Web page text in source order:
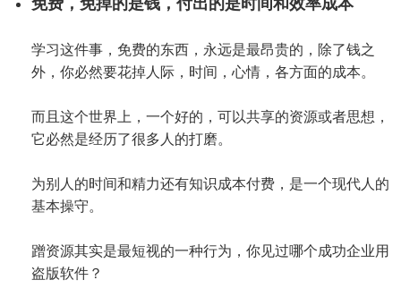
学习这件事，免费的东西，永远是最昂贵的，除了钱之
外，你必然要花掉人际，时间，心情，各方面的成本。
而且这个世界上，一个好的，可以共享的资源或者思想，
它必然是经历了很多人的打磨。
为别人的时间和精力还有知识成本付费，是一个现代人的
基本操守。
蹭资源其实是最短视的一种行为，你见过哪个成功企业用
盗版软件？